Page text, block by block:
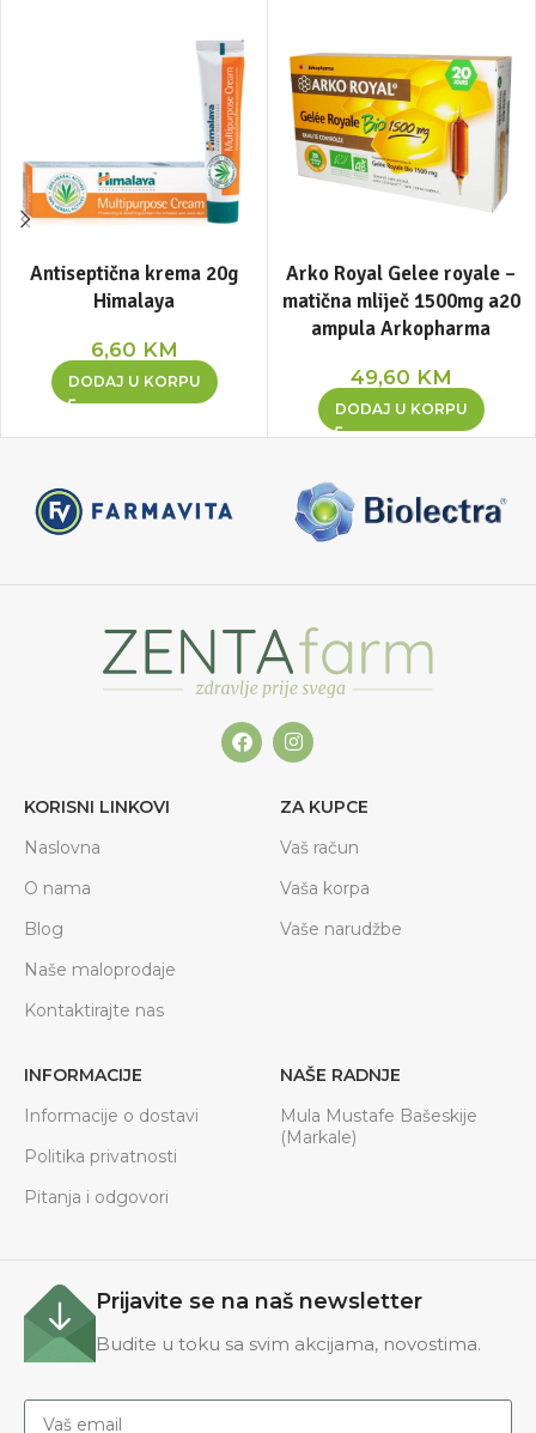
Antiseptična krema 20g
Himalaya
6,60 KM
DODAJ U KORPU
Arko Royal Gelee royale –
matična mliječ 1500mg a20
ampula Arkopharma
49,60 KM
DODAJ U KORPU
KORISNI LINKOVI
Naslovna
O nama
Blog
Naše maloprodaje
Kontaktirajte nas
ZA KUPCE
Vaš račun
Vaša korpa
Vaše narudžbe
INFORMACIJE
Informacije o dostavi
Politika privatnosti
Pitanja i odgovori
NAŠE RADNJE
Mula Mustafe Bašeskije
(Markale)
Prijavite se na naš newsletter
Budite u toku sa svim akcijama, novostima.